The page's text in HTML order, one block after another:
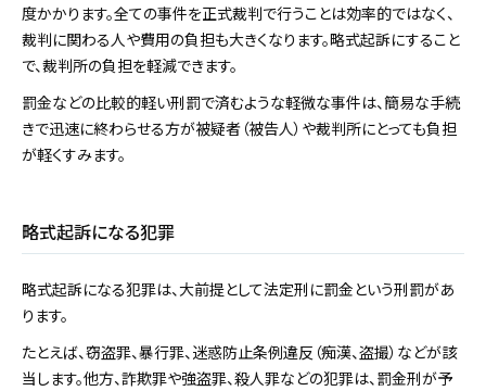
度かかります。全ての事件を正式裁判で行うことは効率的ではなく、
裁判に関わる人や費用の負担も大きくなります。略式起訴にすること
で、裁判所の負担を軽減できます。
罰金などの比較的軽い刑罰で済むような軽微な事件は、簡易な手続
きで迅速に終わらせる方が被疑者（被告人）や裁判所にとっても負担
が軽くすみます。
略式起訴になる犯罪
略式起訴になる犯罪は、大前提として法定刑に罰金という刑罰があ
ります。
たとえば、窃盗罪、暴行罪、迷惑防止条例違反（痴漢、盗撮）などが該
当します。他方、詐欺罪や強盗罪、殺人罪などの犯罪は、罰金刑が予